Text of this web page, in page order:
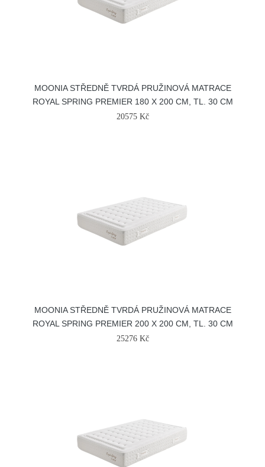
MOONIA STŘEDNĚ TVRDÁ PRUŽINOVÁ MATRACE
ROYAL SPRING PREMIER 180 X 200 CM, TL. 30 CM
20575 Kč
MOONIA STŘEDNĚ TVRDÁ PRUŽINOVÁ MATRACE
ROYAL SPRING PREMIER 200 X 200 CM, TL. 30 CM
25276 Kč